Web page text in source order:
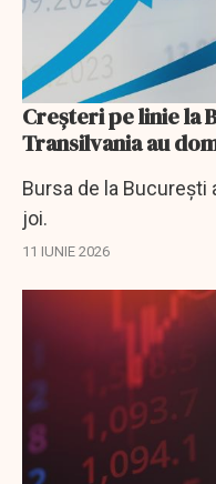
Creșteri pe linie la
Transilvania au
Bursa de la București
joi.
11 IUNIE 2026